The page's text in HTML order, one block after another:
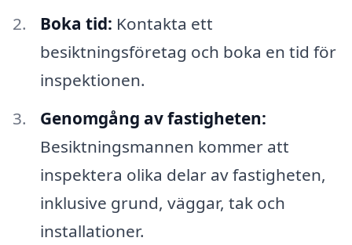
Boka tid: Kontakta ett
besiktningsföretag och boka en tid för
inspektionen.
Genomgång av fastigheten:
Besiktningsmannen kommer att
inspektera olika delar av fastigheten,
inklusive grund, väggar, tak och
installationer.